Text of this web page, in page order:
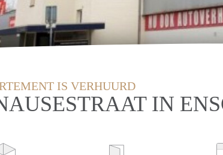
IS VERHUURD
IN